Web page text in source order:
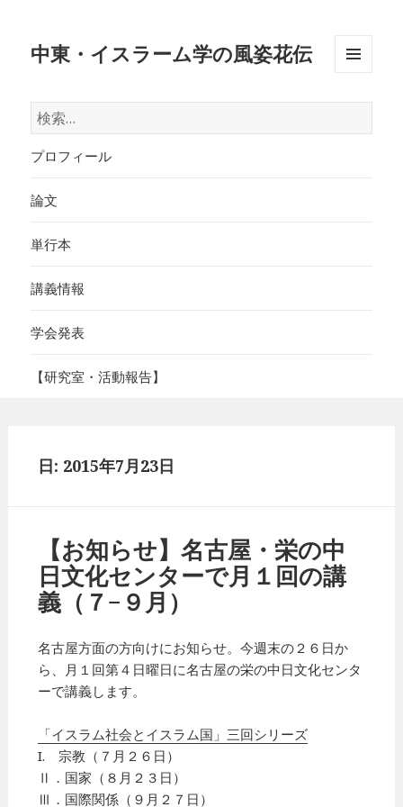
中東・イスラーム学の風姿花伝
検
索:
プロフィール
論文
単行本
講義情報
学会発表
【研究室・活動報告】
日: 2015年7月23日
【お知らせ】名古屋・栄の中
日文化センターで月１回の講
義（７−９月）
名古屋方面の方向けにお知らせ。今週末の２６日か
ら、月１回第４日曜日に名古屋の栄の中日文化センタ
ーで講義します。
「イスラム社会とイスラム国」三回シリーズ
I. 宗教（７月２６日）
Ⅱ．国家（８月２３日）
Ⅲ．国際関係（９月２７日）